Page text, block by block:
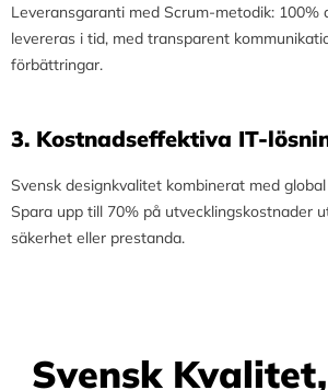
Leveransgaranti med Scrum-metodik: 100%
levereras i tid, med transparent
förbättringar.
3.⁠ ⁠Kostnadseffektiva IT-
Svensk designkvalitet kombinerat med
Spara upp till 70% på utvecklingskostnader
säkerhet eller prestanda.
Svensk